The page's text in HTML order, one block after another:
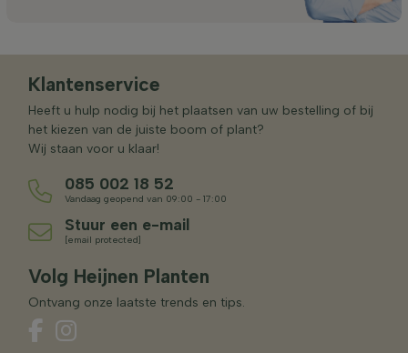
Klantenservice
Heeft u hulp nodig bij het plaatsen van uw bestelling of bij
het kiezen van de juiste boom of plant?
Wij staan voor u klaar!
085 002 18 52
Vandaag geopend van 09:00 - 17:00
Stuur een e-mail
[email protected]
Volg Heijnen Planten
Ontvang onze laatste trends en tips.